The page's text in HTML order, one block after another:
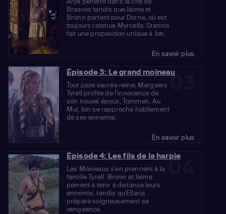
Braavos tandis que Jaime et
Bronn partent pour Dorne, où est
toujours retenue Myrcella. Stannis
fait une proposition unique à Jon.
En savoir plus
03
Épisode 3: Le grand moineau
Tout juste sacrée reine, Margaery
Tyrell profite de l'innocence de
son nouvel époux, Tommen. Au
Mur, Jon se rapproche habilement
de ses ennemis.
En savoir plus
04
Épisode 4: Les fils de la harpie
Les Moineaux s'en prennent à la
famille Tyrell. Bronn et Jaime
peinent à tenir à distance leurs
ennemis, tandis qu'Ellaria
prépare soigneusement sa
vengeance.